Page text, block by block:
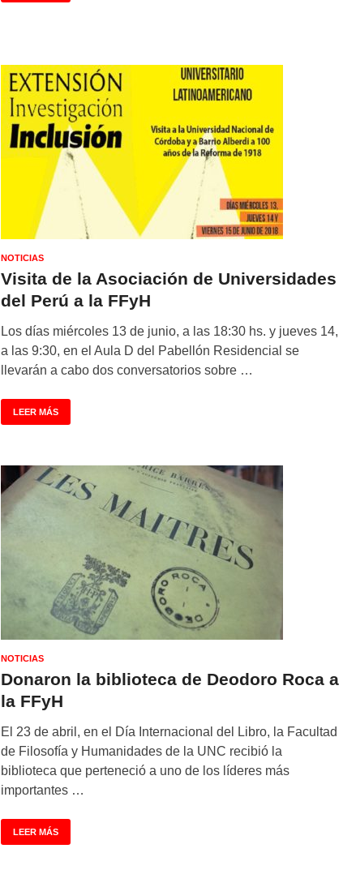
NOTICIAS
Visita de la Asociación de Universidades
del Perú a la FFyH
Los días miércoles 13 de junio, a las 18:30 hs. y jueves 14,
a las 9:30, en el Aula D del Pabellón Residencial se
llevarán a cabo dos conversatorios sobre …
LEER MÁS
NOTICIAS
Donaron la biblioteca de Deodoro Roca a
la FFyH
El 23 de abril, en el Día Internacional del Libro, la Facultad
de Filosofía y Humanidades de la UNC recibió la
biblioteca que perteneció a uno de los líderes más
importantes …
LEER MÁS